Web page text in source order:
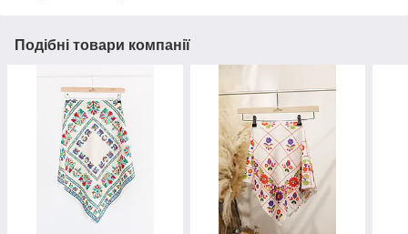
Подібні товари компанії